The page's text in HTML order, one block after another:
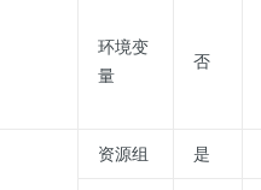
环境变
量
否
资源组 是